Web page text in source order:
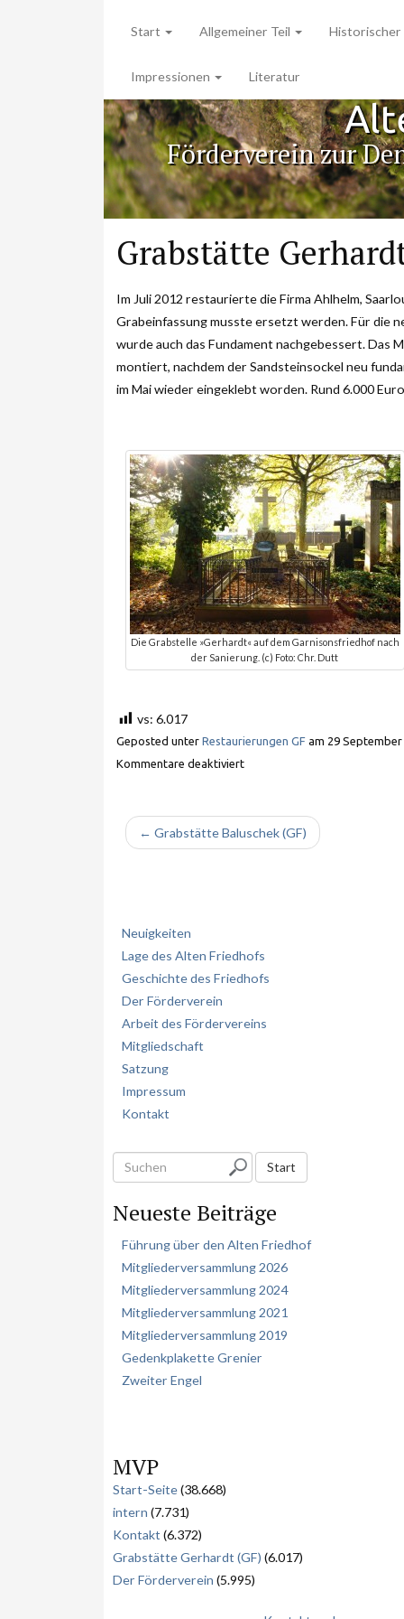
Start Allgemeiner Teil Historischer
Impressionen Literatur
Förderverein zur
Grabstätte
Im Juli 2012 restaurierte die Firma Ahlhelm,
Grabeinfassung musste ersetzt werden. Für die
wurde auch das Fundament nachgebessert. Das
montiert, nachdem der Sandsteinsockel neu
im Mai wieder eingeklebt worden. Rund 6.000
Die Grabstelle »Gerhardt« auf dem Garnisonsfriedhof nach
der Sanierung. (c) Foto: Chr. Dutt
vs: 6.017
Geposted unter Restaurierungen GFam 29 September
Kommentare deaktiviert
← Grabstätte Baluschek (GF)
Neuigkeiten
Lage des Alten Friedhofs
Geschichte des Friedhofs
Der Förderverein
Arbeit des Fördervereins
Mitgliedschaft
Satzung
Impressum
Kontakt
u
c
Start
Neueste Beiträge
Führung über den Alten Friedhof
Mitgliederversammlung 2026
Mitgliederversammlung 2024
Mitgliederversammlung 2021
Mitgliederversammlung 2019
Gedenkplakette Grenier
Zweiter Engel
MVP
Start-Seite(38.668)
intern (7.731)
Kontakt (6.372)
Grabstätte Gerhardt (GF) (6.017)
Der Förderverein (5.995)